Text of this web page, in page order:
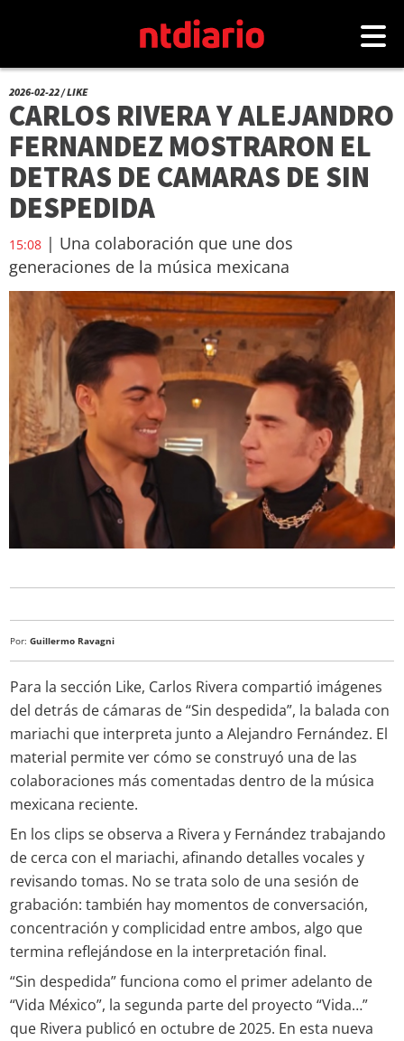
2026-02-22 / LIKE
CARLOS RIVERA Y ALEJANDRO
FERNANDEZ MOSTRARON EL
DETRAS DE CAMARAS DE SIN
DESPEDIDA
15:08 | Una colaboración que une dos
generaciones de la música mexicana
Por: Guillermo Ravagni
Para la sección Like, Carlos Rivera compartió imágenes
del detrás de cámaras de “Sin despedida”, la balada con
mariachi que interpreta junto a Alejandro Fernández. El
material permite ver cómo se construyó una de las
colaboraciones más comentadas dentro de la música
mexicana reciente.
En los clips se observa a Rivera y Fernández trabajando
de cerca con el mariachi, afinando detalles vocales y
revisando tomas. No se trata solo de una sesión de
grabación: también hay momentos de conversación,
concentración y complicidad entre ambos, algo que
termina reflejándose en la interpretación final.
“Sin despedida” funciona como el primer adelanto de
“Vida México”, la segunda parte del proyecto “Vida…”
que Rivera publicó en octubre de 2025. En esta nueva